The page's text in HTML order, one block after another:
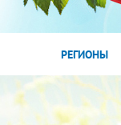
РЕГИОНЫ